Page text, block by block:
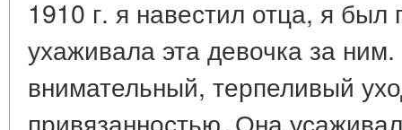
1910 г. я навестил отца, я
ухаживала эта девочка за
внимательный, терпеливый